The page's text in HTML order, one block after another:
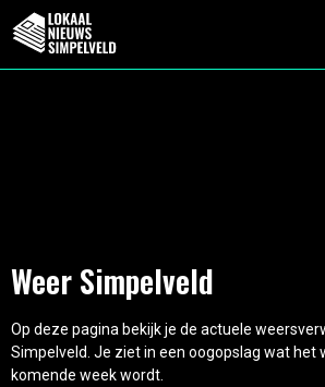
Weer Simpelveld
Op deze pagina bekijk je de actuele
Simpelveld. Je ziet in een oogopslag wat het
komende week wordt.